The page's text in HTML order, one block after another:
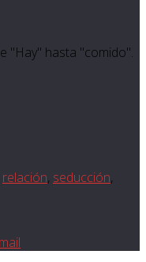
"Hay" hasta "comido".
relación, seducción,